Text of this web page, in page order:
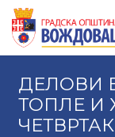
ДЕЛОВИ
ТОПЛЕ И